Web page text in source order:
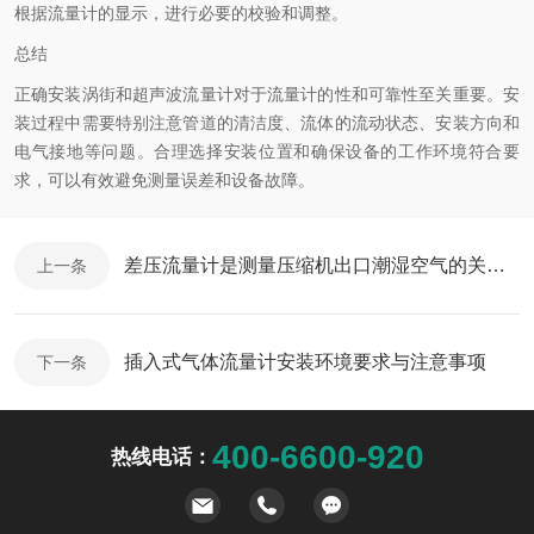
根据流量计的显示，进行必要的校验和调整。
总结
正确安装涡街和超声波流量计对于流量计的性和可靠性至关重要。安
装过程中需要特别注意管道的清洁度、流体的流动状态、安装方向和
电气接地等问题。合理选择安装位置和确保设备的工作环境符合要
求，可以有效避免测量误差和设备故障。
上一条 差压流量计是测量压缩机出口潮湿空气的关键工具
下一条 插入式气体流量计安装环境要求与注意事项
热线电话： 400-6600-920